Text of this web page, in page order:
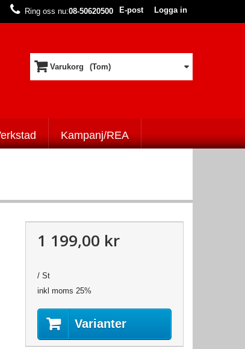
Logga in
E-post
Ring oss nu:08-50620500
Varukorg (Tom)
Kampanj/REA
1 199,00 kr
/ St
inkl moms 25%
Varianter